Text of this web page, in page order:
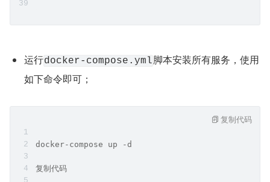
运行docker-compose.yml脚本安装所有服务，使用
如下命令即可；
docker-compose up -d
复制代码
复制代码